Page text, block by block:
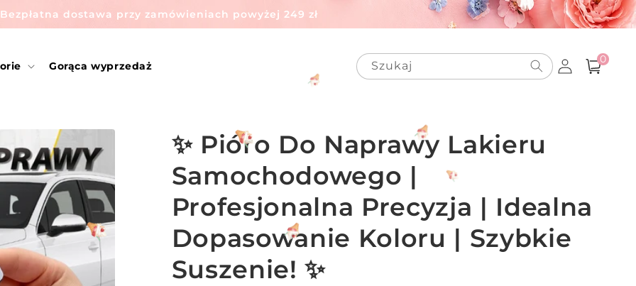
Bezpłatna dostawa przy zamówieniach powyżej 249 zł
2 szt.-8% | 3 szt.-12% | 4 szt.-15% rabatu
Gorąca wyprzedaż Szukaj
Zaloguj
się
Koszyk
0
pozycje(-
✨ Pióro Do Naprawy Lakieru
Samochodowego |
Profesjonalna Precyzja | Idealna
Dopasowanie Koloru | Szybkie
Suszenie! ✨